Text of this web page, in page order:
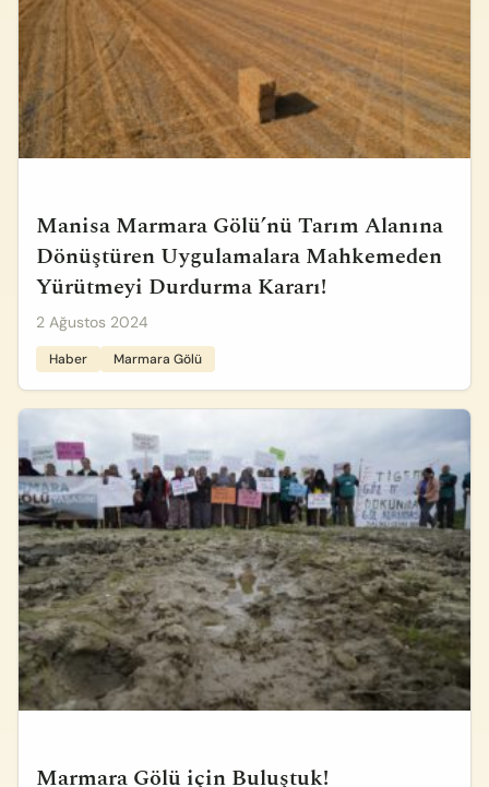
Manisa Marmara Gölü’nü Tarım Alanına
Dönüştüren Uygulamalara Mahkemeden
Yürütmeyi Durdurma Kararı!
2 Ağustos 2024
Haber Marmara Gölü
Marmara Gölü için Buluştuk!